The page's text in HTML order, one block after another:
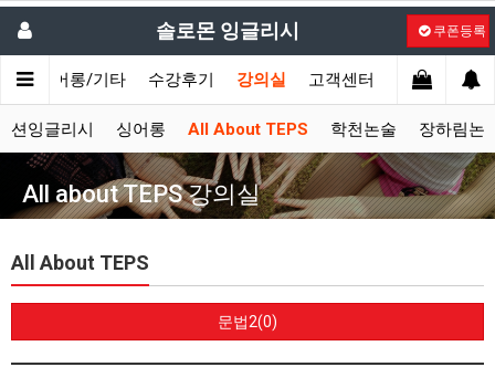
솔로몬 잉글리시 쿠폰등록
싱어롱/기타 수강후기 강의실 고객센터
션잉글리시 싱어롱 All About TEPS 학천논술 장하림논
All about TEPS 강의실
All About TEPS
문법2(0)